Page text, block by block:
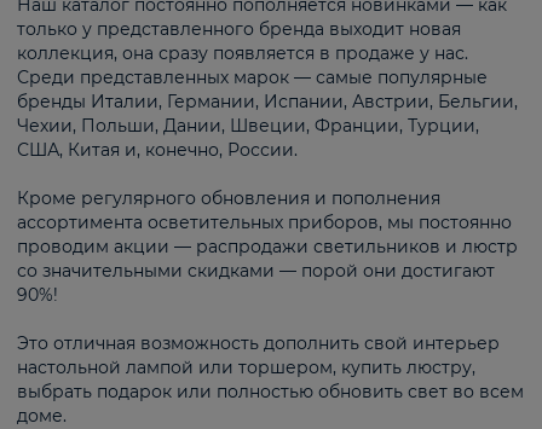
Наш каталог постоянно пополняется новинками — как
только у представленного бренда выходит новая
коллекция, она сразу появляется в продаже у нас.
Среди представленных марок — самые популярные
бренды Италии, Германии, Испании, Австрии, Бельгии,
Чехии, Польши, Дании, Швеции, Франции, Турции,
США, Китая и, конечно, России.
Кроме регулярного обновления и пополнения
ассортимента осветительных приборов, мы постоянно
проводим акции — распродажи светильников и люстр
со значительными скидками — порой они достигают
90%!
Это отличная возможность дополнить свой интерьер
настольной лампой или торшером, купить люстру,
выбрать подарок или полностью обновить свет во всем
доме.